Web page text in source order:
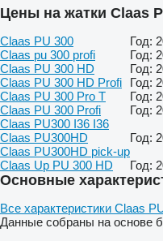
Цены на жатки Claas
Claas PU 300 Год:
Claas pu 300 profi
Год:
Claas PU 300 HD
Год:
Claas PU 300 HD Profi
Год:
Claas PU 300 Pro T
Год:
Claas PU 300 Profi
Год:
Claas PU300 I36 I36
Claas PU300HD
Год:
Claas PU300HD pick-up
Claas Up PU 300 HD
Год:
Основные
Все характеристики Claas
Данные собраны на основе